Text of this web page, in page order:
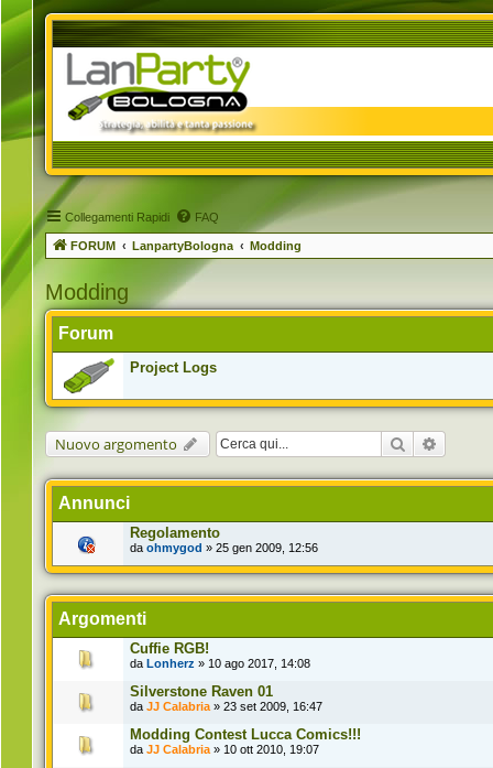
Collegamenti Rapidi FAQ
FORUM LanpartyBologna Modding
Modding
Forum
Project Logs
Nuovo argomento Cerca
Annunci
Regolamento
da ohmygod » 25 gen 2009, 12:56
Argomenti
Cuffie RGB!
da Lonherz » 10 ago 2017, 14:08
Silverstone Raven 01
da JJ Calabria » 23 set 2009, 16:47
Modding Contest Lucca Comics!!!
da JJ Calabria » 10 ott 2010, 19:07